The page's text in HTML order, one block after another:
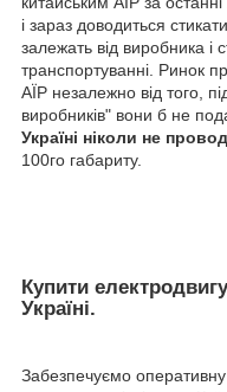
і зараз доводиться
залежать від виробника
транспортуванні. Ринок
АЇР незалежно від того,
виробників" вони б не
Україні ніколи не
100го габариту.
Купити
Україні.
Забезпечуємо